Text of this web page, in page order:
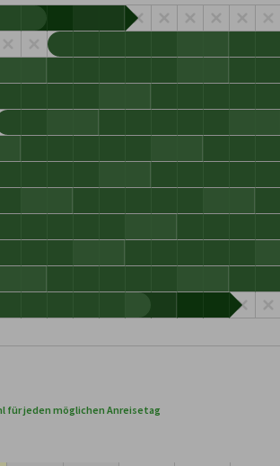
für jeden möglichen Anreisetag